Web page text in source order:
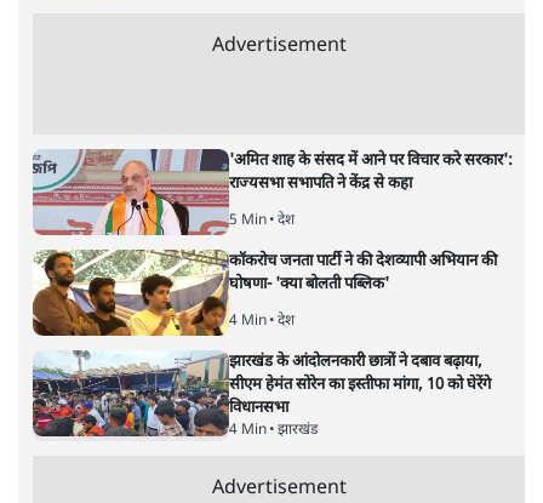
सीएम नीतीश कुमार
समी अहमद